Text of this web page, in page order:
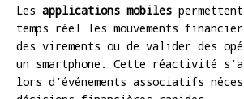
Les applications mobiles
temps réel les mouvements
des virements ou de valider des
un smartphone. Cette réactivité
lors d’événements associatifs